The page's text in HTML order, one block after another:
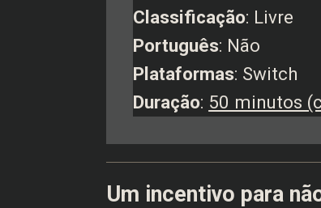
Classificação: Livre
Português: Não
Plataformas: Switch
Duração: 50 minutos
Um incentivo para